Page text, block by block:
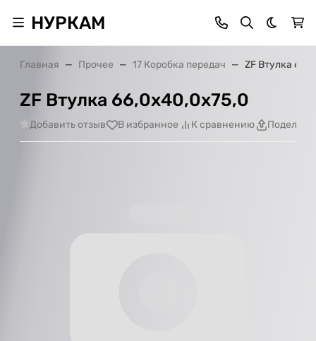
НУРКАМ Темная
Главная Прочее 17 Коробка передач ZF Втулка
ZF Втулка 66,0х40,0х75,0
Добавить отзыв В избранное К сравнению